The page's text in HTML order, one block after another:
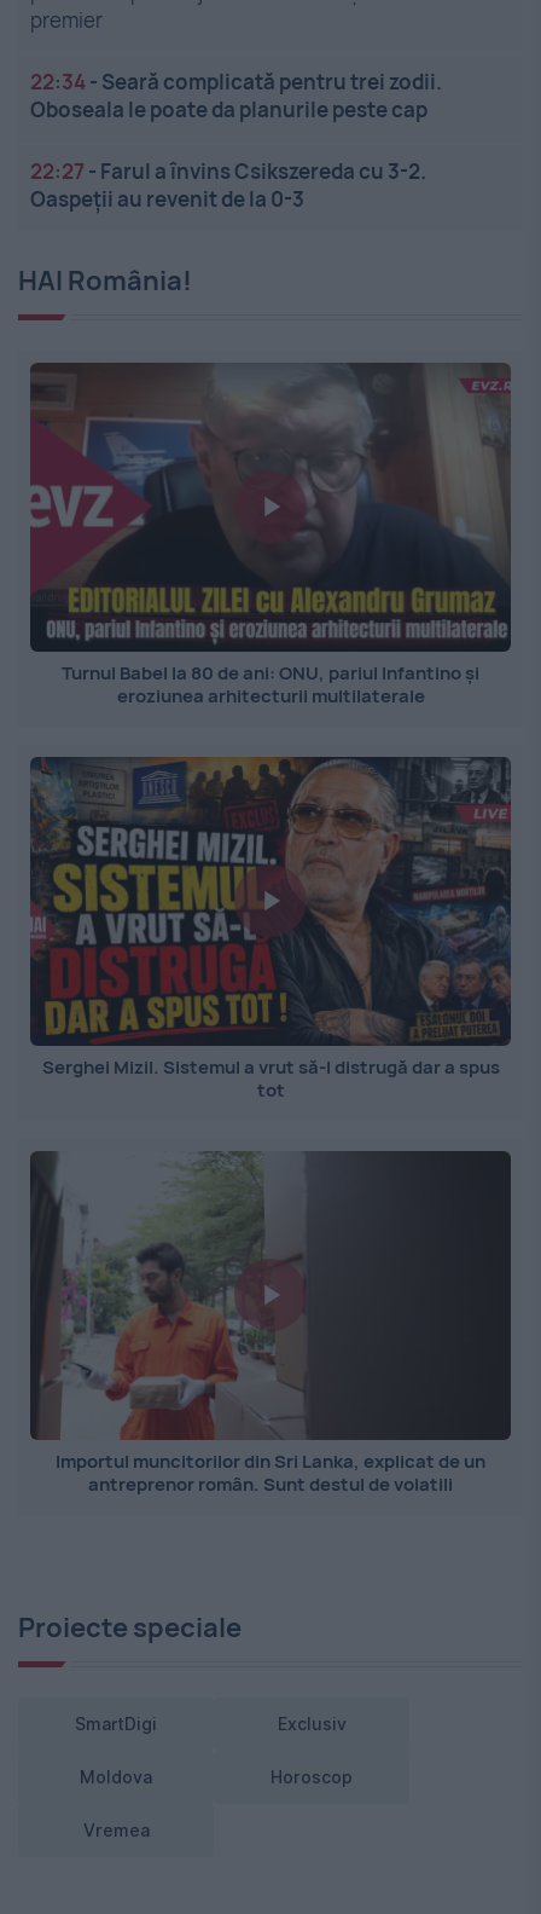
premier
22:34- Seară complicată pentru trei zodii.
Oboseala le poate da planurile peste cap
22:27 - Farul a învins Csikszereda cu 3-2.
Oaspeții au revenit de la 0-3
HAI România!
Turnul Babel la 80 de ani: ONU, pariul Infantino și
eroziunea arhitecturii multilaterale
Serghei Mizil. Sistemul a vrut să-l distrugă dar a spus
tot
Importul muncitorilor din Sri Lanka, explicat de un
antreprenor român. Sunt destul de volatili
Proiecte speciale
SmartDigi Exclusiv
Moldova Horoscop
Vremea